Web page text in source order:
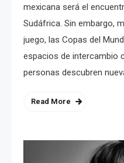
mexicana será el
Sudáfrica. Sin embargo,
juego, las Copas del
espacios de intercambio
personas descubren
Read More